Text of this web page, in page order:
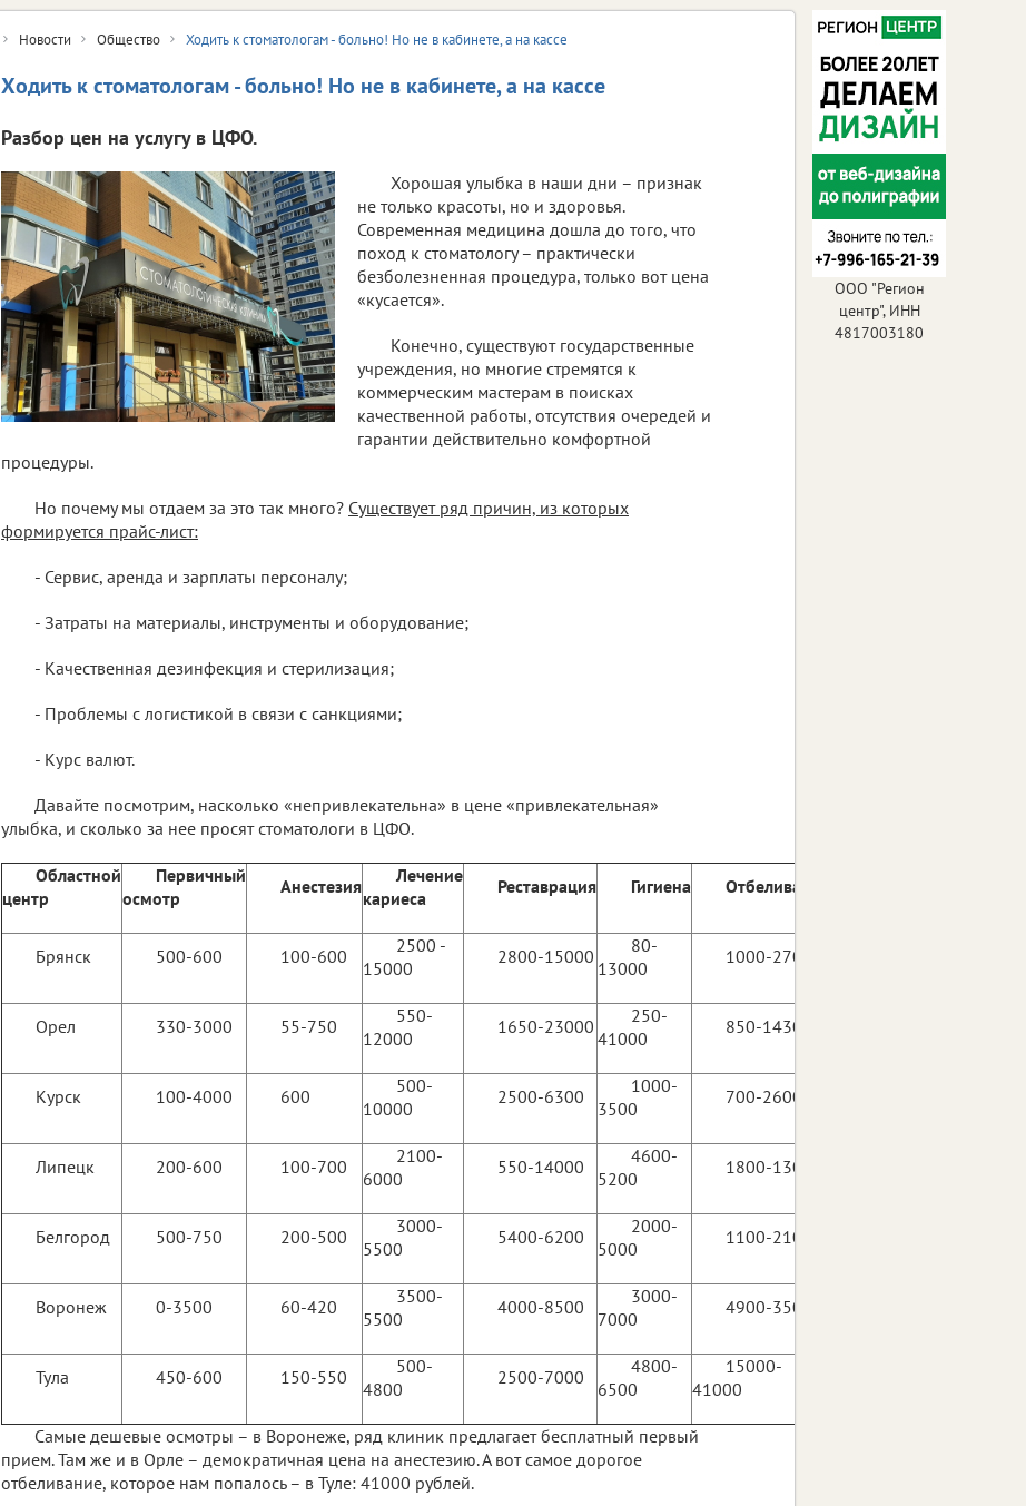
Новости Общество Ходить к стоматологам - больно! Но не в кабинете, а на кассе
Ходить к стоматологам - больно! Но не в кабинете, а на кассе
Разбор цен на услугу в ЦФО.
Хорошая улыбка в наши дни – признак
не только красоты, но и здоровья.
Современная медицина дошла до того, что
поход к стоматологу – практически
безболезненная процедура, только вот цена
«кусается».
Конечно, существуют государственные
учреждения, но многие стремятся к
коммерческим мастерам в поисках
качественной работы, отсутствия очередей и
гарантии действительно комфортной
процедуры.
Но почему мы отдаем за это так много? Существует ряд причин, из которых
формируется прайс-лист:
- Сервис, аренда и зарплаты персоналу;
- Затраты на материалы, инструменты и оборудование;
- Качественная дезинфекция и стерилизация;
- Проблемы с логистикой в связи с санкциями;
- Курс валют.
Давайте посмотрим, насколько «непривлекательна» в цене «привлекательная»
улыбка, и сколько за нее просят стоматологи в ЦФО.
Областной
центр
Первичный
осмотр
Анестезия
Лечение
кариеса
Реставрация Гигиена Отбеливание
Брянск 500-600 100-600
2500 -
15000
2800-15000
80-
13000
1000-27000
Орел 330-3000 55-750
550-
12000
1650-23000
250-
41000
850-14300
Курск 100-4000 600
500-
10000
2500-6300
1000-
3500
700-26000
Липецк 200-600 100-700
2100-
6000
550-14000
4600-
5200
1800-13000
Белгород 500-750 200-500
3000-
5500
5400-6200
2000-
5000
1100-21000
Воронеж 0-3500 60-420
3500-
5500
4000-8500
3000-
7000
4900-35000
Тула 450-600 150-550
500-
4800
2500-7000
4800-
6500
15000-
41000
Самые дешевые осмотры – в Воронеже, ряд клиник предлагает бесплатный первый
прием. Там же и в Орле – демократичная цена на анестезию. А вот самое дорогое
отбеливание, которое нам попалось – в Туле: 41000 рублей.
ООО "Регион
центр", ИНН
4817003180